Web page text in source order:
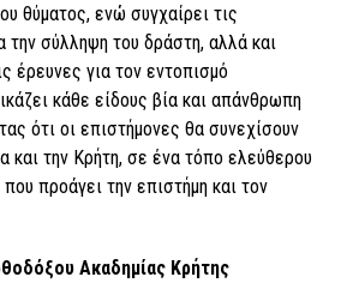
θύματος, ενώ συγχαίρει τις
την σύλληψη του δράστη, αλλά και
έρευνες για τον εντοπισμό
κάθε είδους βία και απάνθρωπη
ότι οι επιστήμονες θα συνεχίσουν
και την Κρήτη, σε ένα τόπο ελεύθερου
προάγει την επιστήμη και τον
Ακαδημίας Κρήτης